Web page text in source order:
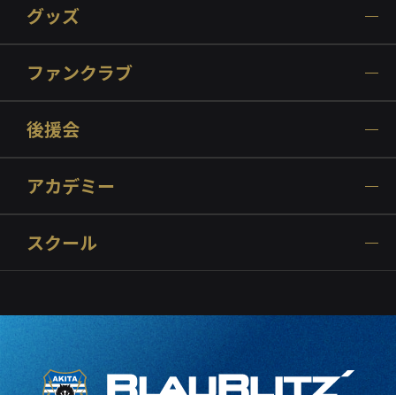
グッズ
ファンクラブ
後援会
アカデミー
スクール